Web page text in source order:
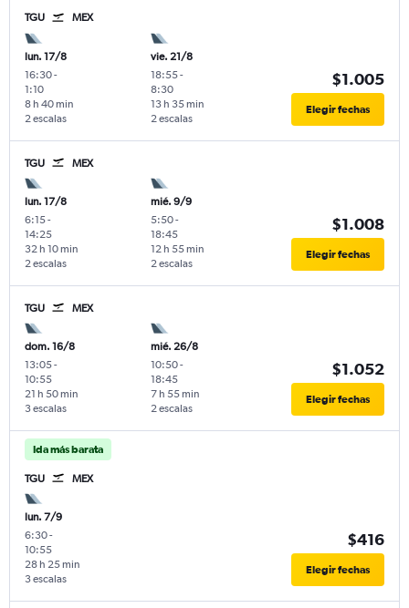
TGU MEX
lun. 17/8
16:30-
1:10
2 escalas
8 h 40 min
vie. 21/8
18:55-
8:30
2 escalas
13 h 35 min
$1.005
Elegir fechas
TGU MEX
lun. 17/8
6:15-
14:25
2 escalas
32 h 10 min
mié. 9/9
5:50-
18:45
2 escalas
12 h 55 min
$1.008
Elegir fechas
TGU MEX
dom. 16/8
13:05-
10:55
3 escalas
21 h 50 min
mié. 26/8
10:50-
18:45
2 escalas
7 h 55 min
$1.052
Elegir fechas
Ida más barata
TGU MEX
lun. 7/9
6:30-
10:55
3 escalas
28 h 25 min
$416
Elegir fechas